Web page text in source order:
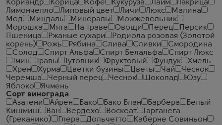
Кориандр
Корица Кофе Кукуруза Лайм
Лакрица
Лимончелло
Липовый цвет Личи Люкс
Малина
Мед
Миндаль Минералы
Можжевельник
Морошка
Мята На траве Овощи Перец
Персик
Пшеница
Ржаные сухари
Родиола розовая (Золотой
корень)
Рожь Рябина Слива Сливки
Смородина
Солод
Спирт Альфа Спирт Белальфа
Спирт Люкс
Тмин
Травы Тутовник Фруктовый Фундук
Хмель
Хрен
Хурма Цветки бузины Цветы Чай
Чеcнок
Черемша
Черный перец Чеснок Шоколад
Юзу
Яблоко
Ячмень
Сорт винограда
Азатени
Айрен Бако Бако Блан Барбера
Белый
Кишмиш
Ван Вердехо Воскеат
Гарганега
(Греканико)
Глера Дольчетто
Каберне Совиньон